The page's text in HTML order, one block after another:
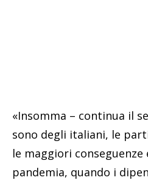
«Insomma – continua il
sono degli italiani, le
le maggiori conseguenze
pandemia, quando i